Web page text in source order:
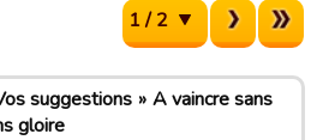
1 / 2
suggestions
A vaincre sans
gloire